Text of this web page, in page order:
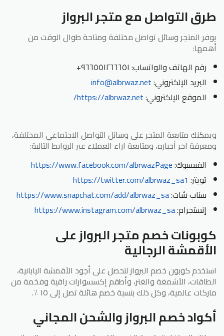
طرق التواصل مع متجر البرواز
يوفر المتجر وسائل تواصل مختلفة ومتاحة طوال الوقت من
أهمها:
رقم الهاتف والواتساب: ٩٦٦٥٥١٢٦٦٦٥١+
البريد الإلكتروني:info@albrwaz.net
الموقع الإلكتروني:https://albrwaz.net/
ويمكنك متابعة المتجر على وسائل التواصل الاجتماعي المختلفة،
ومعرفة آخر أخباره، ومتابعة آراء العملاء عبر الروابط التالية:
الفيسبوك:https://www.facebook.com/albrwazPage
تويتر: https://twitter.com/albrwaz_sa1
سناب شات:https://www.snapchat.com/add/albrwaz_sa
إنستجرام:https://www.instagram.com/albrwaz_sa
كوبونات خصم متجر البرواز على
الأقمشة الرجالية
استخدم كوبون خصم البرواز لتحصل على أجود الأقمشة اليابانية،
الطاقات، الأشمغة والغتر، وأطقم إكسسوارات راقية وفخمة من
ماركات عالمية، وكل ذلك بنسبة خصم هائلة تصل إلى ١٥ ٪.
أكواد خصم البرواز والشحن المجاني